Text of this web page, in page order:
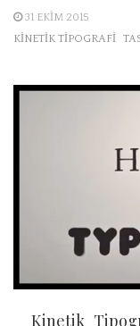
31 EKIM 2015
KINETIK TIPOGRAFI
Kinetik